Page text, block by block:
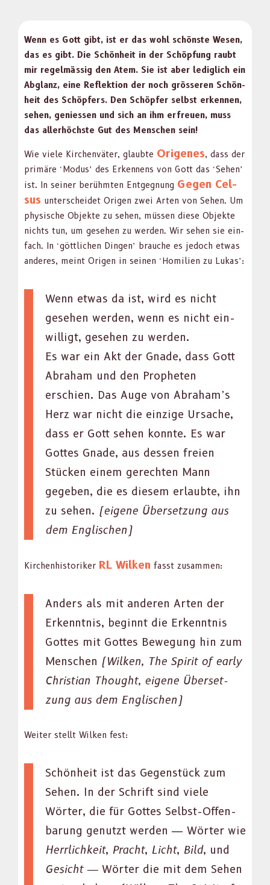
Wenn es Gott gibt, ist er das wohl schön­ste Wesen,
das es gibt. Die Schön­heit in der Schöp­fung raubt
mir regelmäs­sig den Atem. Sie ist aber lediglich ein
Abglanz, eine Reflek­tion der noch grösseren Schön­
heit des Schöpfers. Den Schöpfer selb­st erken­nen,
sehen, geniessen und sich an ihm erfreuen, muss
das aller­höch­ste Gut des Men­schen sein!
Wie viele Kirchen­väter, glaubte Ori­genes, dass der
primäre ‘Modus’ des Erken­nens von Gott das ‘Sehen’
ist. In sein­er berühmten Ent­geg­nung Gegen Cel­
sus unter­schei­det Ori­gen zwei Arten von Sehen. Um
physis­che Objek­te zu sehen, müssen diese Objek­te
nichts tun, um gese­hen zu wer­den. Wir sehen sie ein­
fach. In ‘göt­tlichen Din­gen’ brauche es jedoch etwas
anderes, meint Ori­gen in seinen ‘Hom­i­lien zu Lukas’:
Wenn etwas da ist, wird es nicht
gese­hen wer­den, wenn es nicht ein­
willigt, gese­hen zu wer­den.
Es war ein Akt der Gnade, dass Gott
Abra­ham und den Propheten
erschien. Das Auge von Abraham’s
Herz war nicht die einzige Ursache,
dass er Gott sehen kon­nte. Es war
Gottes Gnade, aus dessen freien
Stück­en einem gerecht­en Mann
gegeben, die es diesem erlaubte, ihn
zu sehen. (eigene Über­set­zung aus
dem Englis­chen)
Kirchen­his­torik­er RL Wilken fasst zusam­men:
Anders als mit anderen Arten der
Erken­nt­nis, begin­nt die Erken­nt­nis
Gottes mit Gottes Bewe­gung hin zum
Men­schen (Wilken, The Spir­it of ear­ly
Chris­t­ian Thought, eigene Über­set­
zung aus dem Englis­chen)
Weit­er stellt Wilken fest:
Schön­heit ist das Gegen­stück zum
Sehen. In der Schrift sind viele
Wörter, die für Gottes Selb­st-Offen­
barung genutzt wer­den — Wörter wie
Her­rlichkeit, Pracht, Licht, Bild, und
Gesicht — Wörter die mit dem Sehen